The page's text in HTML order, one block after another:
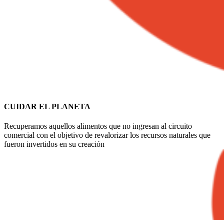
CUIDAR EL PLANETA
Recuperamos aquellos alimentos que no ingresan al circuito
comercial con el objetivo de revalorizar los recursos naturales que
fueron invertidos en su creación